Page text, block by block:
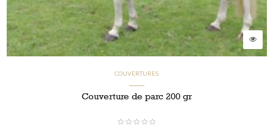
COUVERTURES
Couverture de parc 200 gr